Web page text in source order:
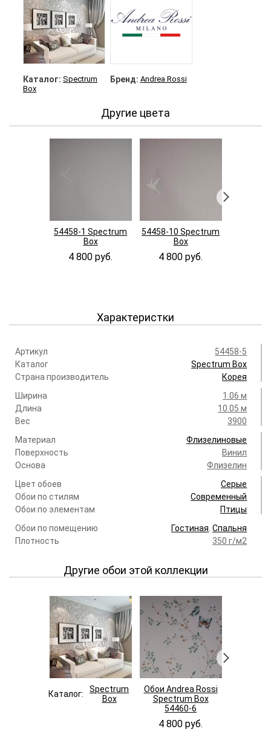
Каталог: Spectrum
Box
Бренд: Andrea Rossi
Другие цвета
54458-1 Spectrum
Box
4 800 руб.
54458-10 Spectrum
Box
4 800 руб.
Характеристки
Артикул
54458-5
Каталог
Spectrum Box
Страна производитель
Корея
Ширина
1.06 м
Длина
10.05 м
Вес
3900
Материал
Флизелиновые
Поверхность
Винил
Основа
Флизелин
Цвет обоев
Серые
Обои по стилям
Современный
Обои по элементам
Птицы
Обои по помещению
Гостиная .Спальня
Плотность
350 г/м2
Другие обои этой коллекции
Каталог:
Spectrum
Box
Обои Andrea Rossi
Spectrum Box
54460-6
4 800 руб.